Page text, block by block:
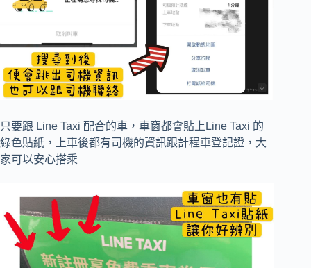
只要跟 Line Taxi 配合的車，車窗都會貼上Line Taxi 的
綠色貼紙，上車後都有司機的資訊跟計程車登記證，大
家可以安心搭乘